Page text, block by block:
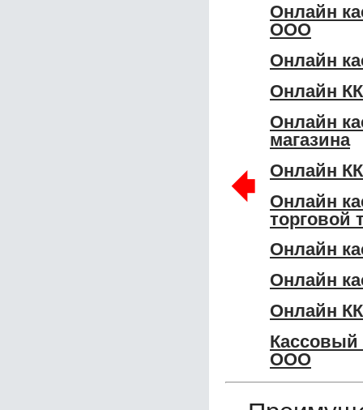
Онлайн
ООО
Онлайн
Онлайн
Онлайн
магазина
Онлайн
Онлайн
торговой
Онлайн
Онлайн
Онлайн
ООО
🠸